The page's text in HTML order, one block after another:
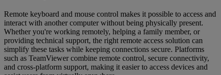
Remote keyboard and mouse control makes it possible to access and
interact with another computer without being physically present.
Whether you're working remotely, helping a family member, or
providing technical support, the right remote access solution can
simplify these tasks while keeping connections secure. Platforms
such as TeamViewer combine remote control, secure connectivity,
and cross-platform support, making it easier to access devices and